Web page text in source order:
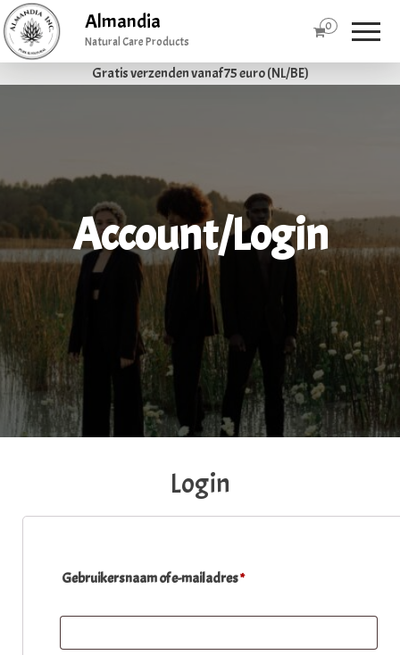
Gratis verzenden vanaf 75 euro (NL/BE)
Almandia
Natural Care Products
0
Account/Login
Login
Gebruikersnaam of e-mailadres *Vereist